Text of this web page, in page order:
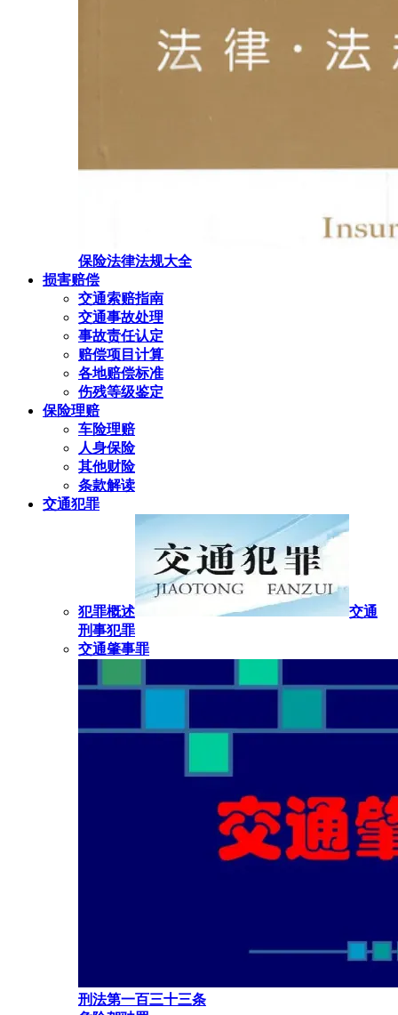
保险法律法规大全
损害赔偿
交通索赔指南
交通事故处理
事故责任认定
赔偿项目计算
各地赔偿标准
伤残等级鉴定
保险理赔
车险理赔
人身保险
其他财险
条款解读
交通犯罪
犯罪概述
交通
刑事犯罪
交通肇事罪
刑法第一百三十三条